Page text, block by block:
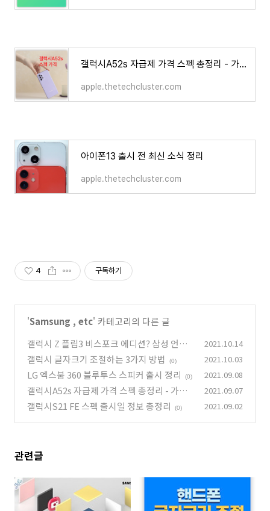
갤럭시A52s 자급제 가격 스펙 총정리 - 가성비 탑
apple.thetechcluster.com
아이폰13 출시 전 최신 소식 정리
apple.thetechcluster.com
4 구독하기
'Samsung , etc' 카테고리의 다른 글
갤럭시 Z 플립3 비스포크 에디션? 삼성 언팩
파트2
(0)
2021.10.14
갤럭시 글자크기 조절하는 3가지 방법 (0) 2021.10.03
LG 엑스붐 360 블루투스 스피커 출시 정리 (0) 2021.09.08
갤럭시A52s 자급제 가격 스펙 총정리 - 가성
비 탑
(0)
2021.09.07
갤럭시S21 FE 스펙 출시일 정보 총정리 (0) 2021.09.02
관련글